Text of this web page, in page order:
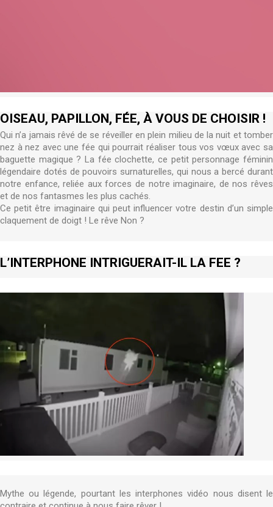
OISEAU, PAPILLON, FÉE, À VOUS DE CHOISIR !
Qui n’a jamais rêvé de se réveiller en plein milieu de la nuit et tomber
nez à nez avec une fée qui pourrait réaliser tous vos vœux avec sa
baguette magique ? La fée clochette, ce petit personnage féminin
légendaire dotés de pouvoirs surnaturelles, qui nous a bercé durant
notre enfance, reliée aux forces de notre imaginaire, de nos rêves
et de nos fantasmes les plus cachés.
Ce petit être imaginaire qui peut influencer votre destin d’un simple
claquement de doigt ! Le rêve Non ?
L’INTERPHONE INTRIGUERAIT-IL LA FEE ?
Mythe ou légende, pourtant les interphones vidéo nous disent le